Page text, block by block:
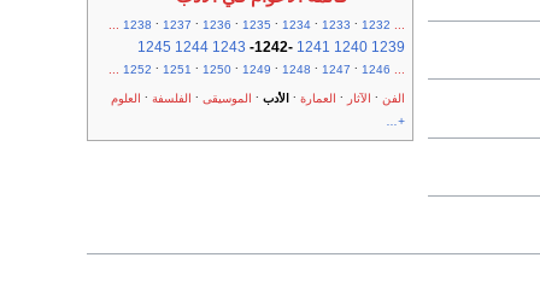
...
1232
1233
1234
1235
1236
1237
1238
...
1239
1240
1241
-
1242
-
1243
1244
1245
...
1246
1247
1248
1249
1250
1251
1252
...
الفن الآثار العمارة الأدب الموسيقى الفلسفة
العلوم
+...